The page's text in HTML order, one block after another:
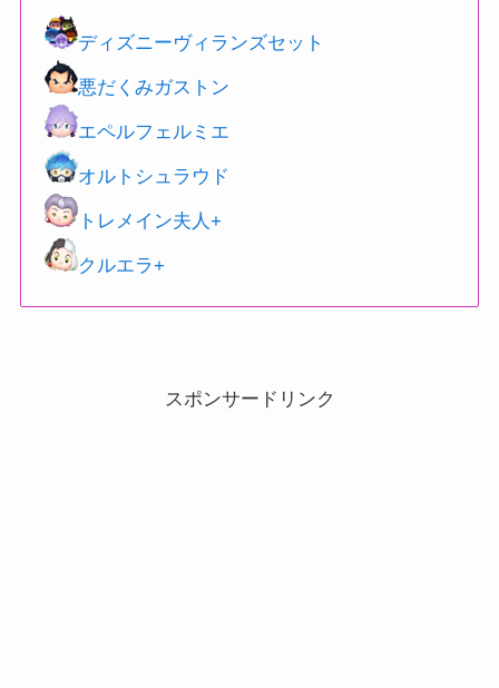
ディズニーヴィランズセット
悪だくみガストン
エペルフェルミエ
オルトシュラウド
トレメイン夫人+
クルエラ+
スポンサードリンク